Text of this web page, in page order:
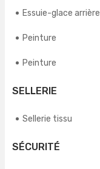
Essuie-glace arrière
Peinture
Peinture
SELLERIE
Sellerie tissu
SÉCURITÉ